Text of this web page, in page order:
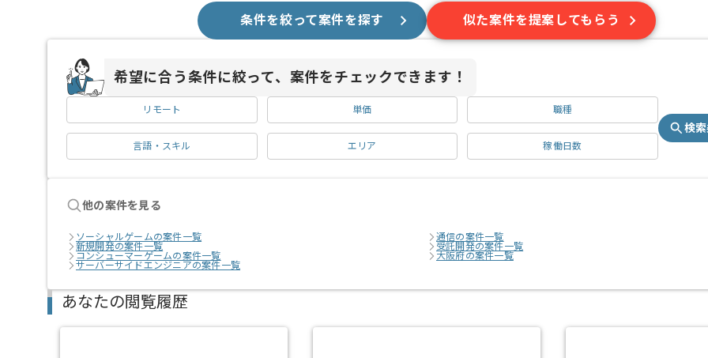
条件を絞って案件を探す 似た案件を提案してもらう
希望に合う条件に絞って、案件をチェックできます！
リモート 単価 職種
言語・スキル エリア 稼働日数
検
他の案件を見る
ソーシャルゲームの案件一覧
通信の案件一覧
新規開発の案件一覧
受託開発の案件一覧
コンシューマーゲームの案件一覧
大阪府の案件一覧
サーバーサイドエンジニアの案件一覧
あなたの閲覧履歴